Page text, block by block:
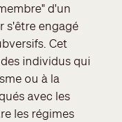
d'un
s'être engagé
Cet
individus qui
ou à la
avec les
les régimes